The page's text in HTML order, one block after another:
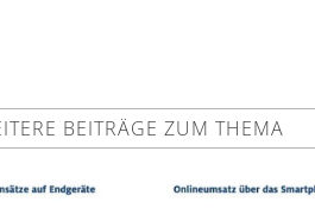
BEITRÄGE ZUM THEMA